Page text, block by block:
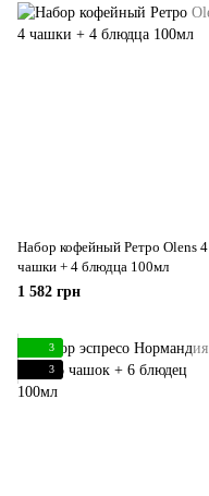
Набор кофейный Ретро Olens 4
чашки + 4 блюдца 100мл
1 582 грн
3
3